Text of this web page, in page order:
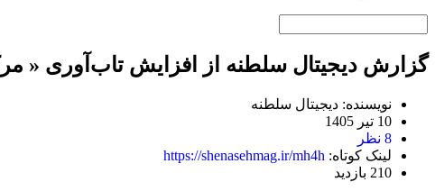
گزارش دیجیتال سلطنه از افزایش تاب‌آوری «
نویسنده: دیجیتال سلطنه
10 تیر 1405
8 نظر
لینک کوتاه: https://shenasehmag.ir/mh4h
210 بازدید